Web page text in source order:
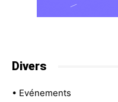
Divers
• Evénements